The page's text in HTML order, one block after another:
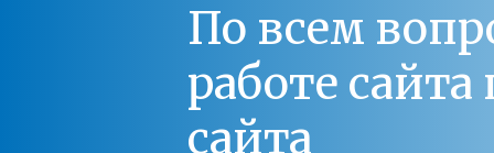
По всем
работе
сайта